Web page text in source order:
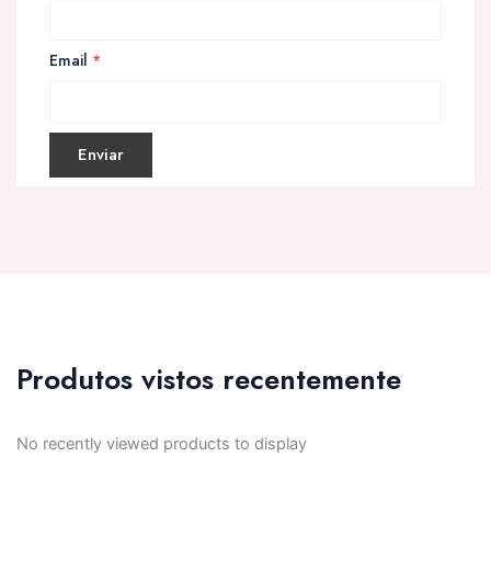
Email *
Produtos vistos recentemente
No recently viewed products to display